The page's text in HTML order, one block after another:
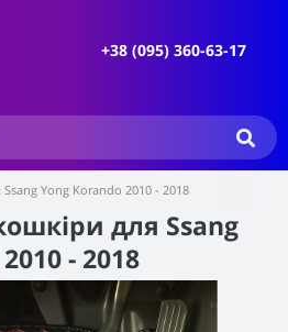
+38 (095) 360-63-17
Yong Korando 2010 - 2018
для Ssang
- 2018